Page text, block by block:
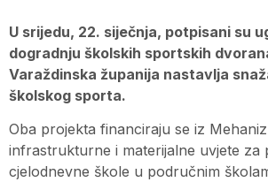
U srijedu, 22. siječnja, potpisani su
dogradnju školskih sportskih
Varaždinska županija nastavlja
školskog sporta.
Oba projekta financiraju se iz
infrastrukturne i materijalne uvjete
cjelodnevne škole u područnim